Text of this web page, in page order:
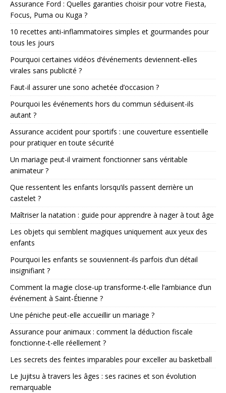
Assurance Ford : Quelles garanties choisir pour votre Fiesta,
Focus, Puma ou Kuga ?
10 recettes anti-inflammatoires simples et gourmandes pour
tous les jours
Pourquoi certaines vidéos d’événements deviennent-elles
virales sans publicité ?
Faut-il assurer une sono achetée d’occasion ?
Pourquoi les événements hors du commun séduisent-ils
autant ?
Assurance accident pour sportifs : une couverture essentielle
pour pratiquer en toute sécurité
Un mariage peut-il vraiment fonctionner sans véritable
animateur ?
Que ressentent les enfants lorsqu’ils passent derrière un
castelet ?
Maîtriser la natation : guide pour apprendre à nager à tout âge
Les objets qui semblent magiques uniquement aux yeux des
enfants
Pourquoi les enfants se souviennent-ils parfois d’un détail
insignifiant ?
Comment la magie close-up transforme-t-elle l’ambiance d’un
événement à Saint-Étienne ?
Une péniche peut-elle accueillir un mariage ?
Assurance pour animaux : comment la déduction fiscale
fonctionne-t-elle réellement ?
Les secrets des feintes imparables pour exceller au basketball
Le Jujitsu à travers les âges : ses racines et son évolution
remarquable